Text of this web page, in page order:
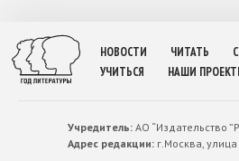
НОВОСТИ ЧИТАТЬ
УЧИТЬСЯ
НАШИ
Учредитель:АО “Издательство
Адрес редакции:г.Москва,